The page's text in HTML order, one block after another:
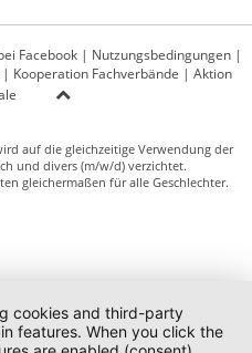
Facebook | Nutzungsbedingungen |
Kooperation Fachverbände | Aktion
auf die gleichzeitige Verwendung der
und divers (m/w/d) verzichtet.
gleichermaßen für alle Geschlechter.
cookies and third-party
features. When you click the